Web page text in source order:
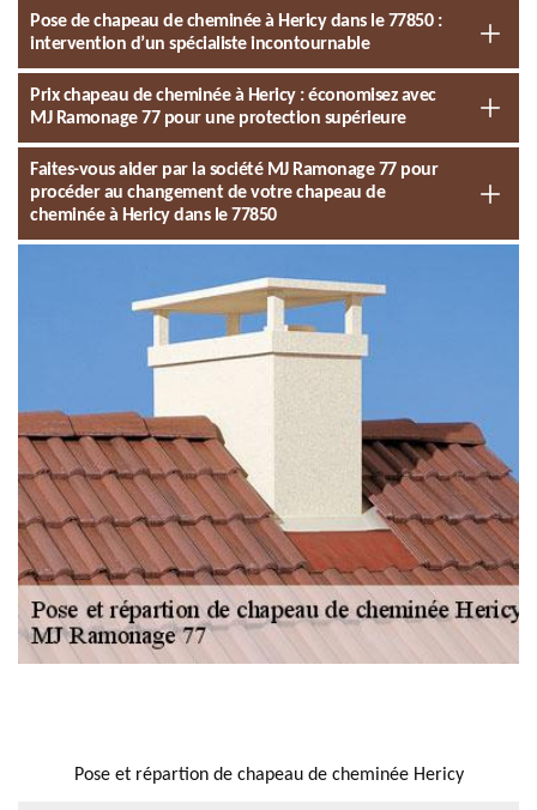
Pose de chapeau de cheminée à Hericy dans le 77850 :
intervention d’un spécialiste incontournable
Prix chapeau de cheminée à Hericy : économisez avec
MJ Ramonage 77 pour une protection supérieure
Faites-vous aider par la société MJ Ramonage 77 pour
procéder au changement de votre chapeau de
cheminée à Hericy dans le 77850
Pose et répartion de chapeau de cheminée Hericy